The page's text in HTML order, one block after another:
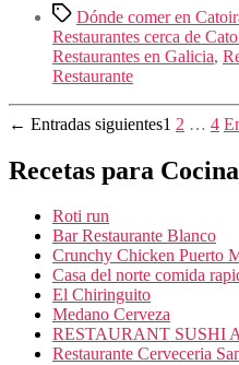
Etiquetas
Dónde comer en
Restaurantes cerca de
Restaurantes en Galicia,
Restaurante
Paginación
de
entradas
← Entradas siguientes1 2 … 4
Recetas para
Roti run
Bar Restaurante Blanco
Crunchy Chicken Puerto
Casa del norte comida
El Chiringuito
Medano Cerveza
RESTAURANT SUSHI
Restaurante Cerveceria